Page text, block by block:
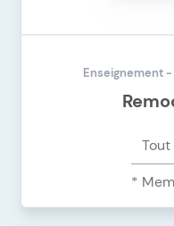
Enseignement
*